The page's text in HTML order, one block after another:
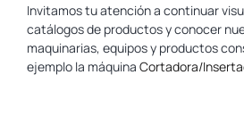
Invitamos tu atención a continuar
catálogos de productos y conocer
maquinarias, equipos y productos
ejemplo la máquina Cortadora/